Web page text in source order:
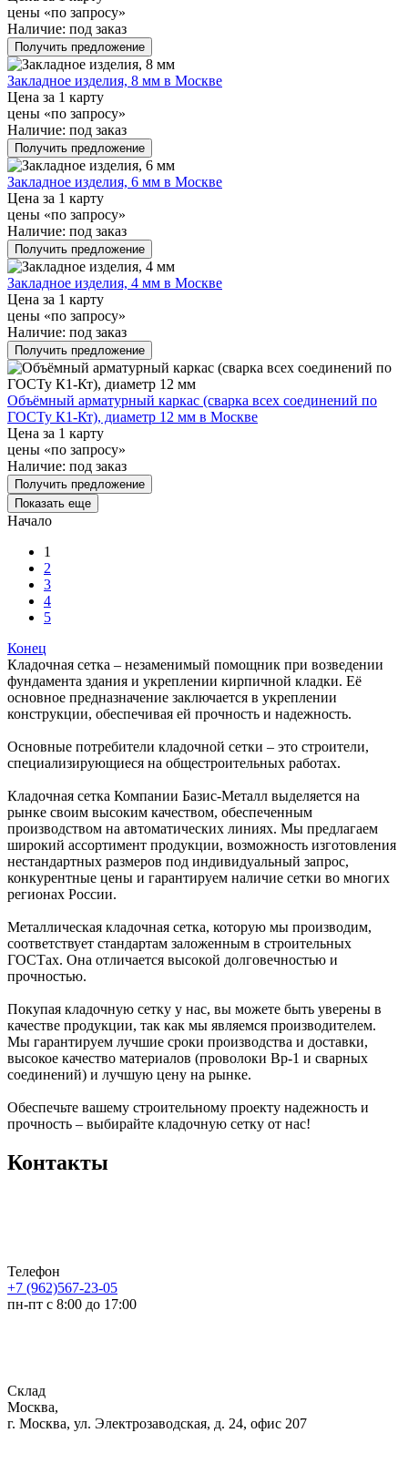
цены «по запросу»
Наличие: под заказ
Получить предложение
Закладное изделия, 8 мм в Москве
Цена за 1 карту
цены «по запросу»
Наличие: под заказ
Получить предложение
Закладное изделия, 6 мм в Москве
Цена за 1 карту
цены «по запросу»
Наличие: под заказ
Получить предложение
Закладное изделия, 4 мм в Москве
Цена за 1 карту
цены «по запросу»
Наличие: под заказ
Получить предложение
Объёмный арматурный каркас (сварка всех соединений по
ГОСТу К1-Кт), диаметр 12 мм в Москве
Цена за 1 карту
цены «по запросу»
Наличие: под заказ
Получить предложение
Показать еще
Начало
1
2
3
4
5
Конец
Кладочная сетка – незаменимый помощник при возведении
фундамента здания и укреплении кирпичной кладки. Её
основное предназначение заключается в укреплении
конструкции, обеспечивая ей прочность и надежность.
Основные потребители кладочной сетки – это строители,
специализирующиеся на общестроительных работах.
Кладочная сетка Компании Базис-Металл выделяется на
рынке своим высоким качеством, обеспеченным
производством на автоматических линиях. Мы предлагаем
широкий ассортимент продукции, возможность изготовления
нестандартных размеров под индивидуальный запрос,
конкурентные цены и гарантируем наличие сетки во многих
регионах России.
Металлическая кладочная сетка, которую мы производим,
соответствует стандартам заложенным в строительных
ГОСТах. Она отличается высокой долговечностью и
прочностью.
Покупая кладочную сетку у нас, вы можете быть уверены в
качестве продукции, так как мы являемся производителем.
Мы гарантируем лучшие сроки производства и доставки,
высокое качество материалов (проволоки Вр-1 и сварных
соединений) и лучшую цену на рынке.
Обеспечьте вашему строительному проекту надежность и
прочность – выбирайте кладочную сетку от нас!
Контакты
Телефон
+7 (962)567-23-05
пн-пт с 8:00 до 17:00
Склад
Москва,
г. Москва, ул. Электрозаводская, д. 24, офис 207